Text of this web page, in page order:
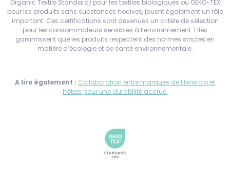
Organic Textile Standard) pour les textiles biologiques ou OEKO-TEX
pour les produits sans substances nocives, jouent également un rôle
important. Ces certifications sont devenues un critère de sélection
pour les consommateurs sensibles à l’environnement. Elles
garantissent que les produits respectent des normes strictes en
matière d’écologie et de santé environnementale.
A lire également : Collaboration entre marques de literie bio et
hôtels pour une durabilité accrue.